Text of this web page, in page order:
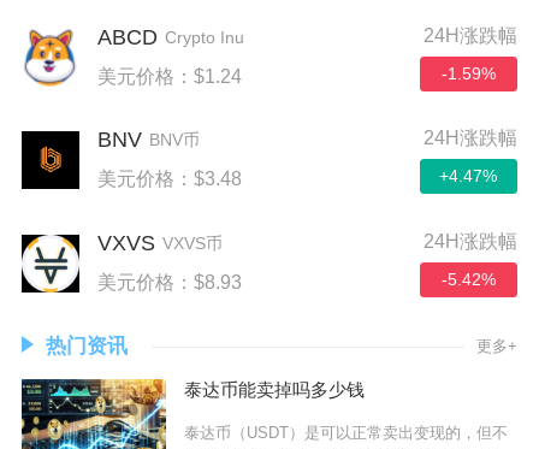
ABCD Crypto Inu
美元价格：$1.24
24H涨跌幅
-1.59%
BNV BNV币
美元价格：$3.48
24H涨跌幅
+4.47%
VXVS VXVS币
美元价格：$8.93
24H涨跌幅
-5.42%
热门资讯 更多+
泰达币能卖掉吗多少钱
泰达币（USDT）是可以正常卖出变现的，但不